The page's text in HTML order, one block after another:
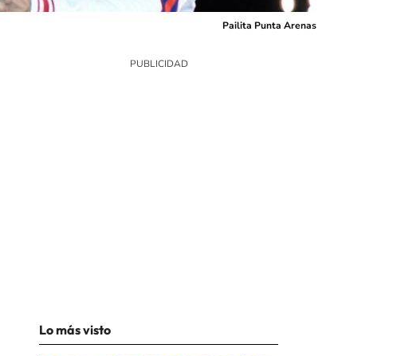
Pailita Punta Arenas
Lo más visto